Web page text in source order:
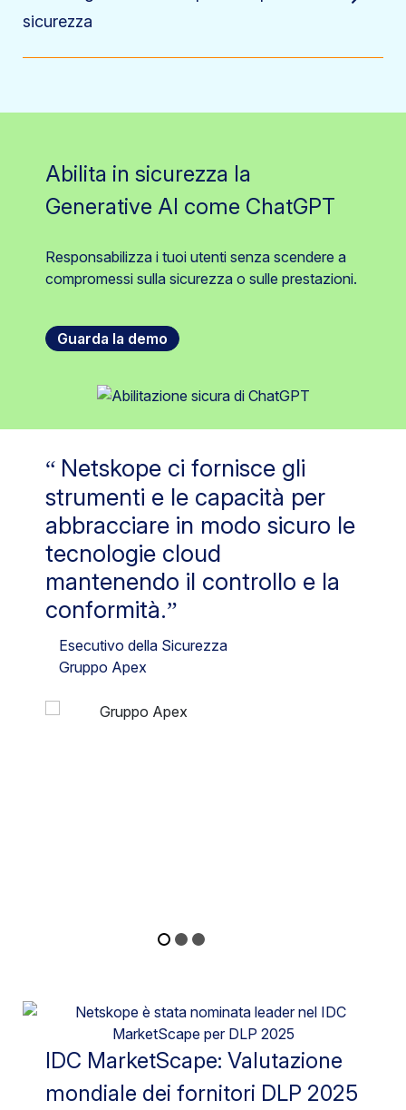
sicurezza
Abilita in sicurezza la
Generative AI come ChatGPT
Responsabilizza i tuoi utenti senza scendere a
compromessi sulla sicurezza o sulle prestazioni.
Guarda la demo
Netskope ci fornisce gli
strumenti e le capacità per
abbracciare in modo sicuro le
tecnologie cloud
mantenendo il controllo e la
conformità.
Esecutivo della Sicurezza
Gruppo Apex
IDC MarketScape: Valutazione
mondiale dei fornitori DLP 2025